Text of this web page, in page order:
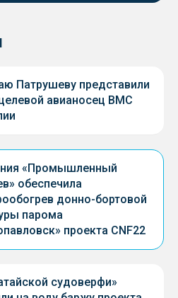
Патрушеву представили
авианосец ВМС
«Промышленный
обеспечила
донно-бортовой
парома
проекта CNF22
судоверфи»